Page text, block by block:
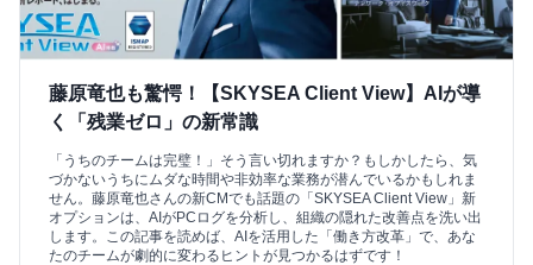
藤原竜也も驚愕！【SKYSEA Client View】AIが導
く「残業ゼロ」の新常識
「うちのチームは完璧！」そう言い切れますか？もしかしたら、気
づかないうちにムダな時間や非効率な業務が潜んでいるかもしれま
せん。藤原竜也さんの新CMでも話題の「SKYSEA Client View」新
オプションは、AIがPCログを分析し、組織の隠れた改善点を洗い出
します。この記事を読めば、AIを活用した「働き方改革」で、あな
たのチームが劇的に変わるヒントが見つかるはずです！